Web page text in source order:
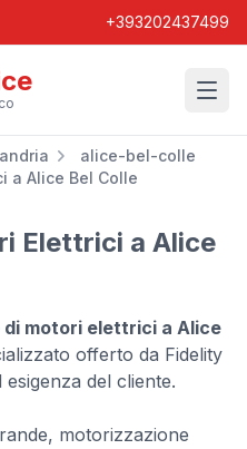
+393202437499
alice-bel-colle
a Alice Bel Colle
Elettrici a Alice
motori elettrici a Alice
offerto da Fidelity
del cliente.
motorizzazione